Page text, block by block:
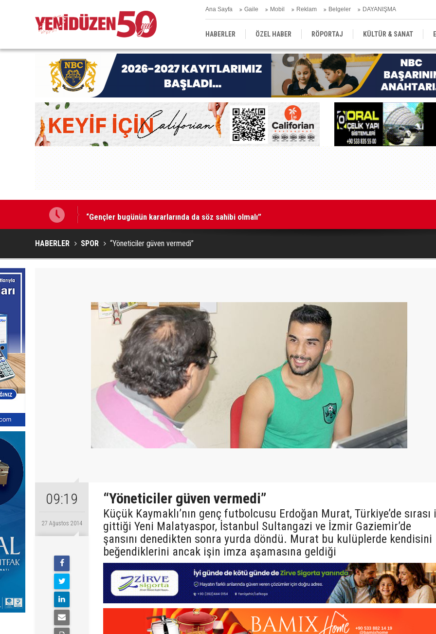
Ana Sayfa Gaile Mobil Reklam Belgeler DAYANIŞMA
HABERLER ÖZEL HABER RÖPORTAJ KÜLTÜR & SANAT
EĞİTİM YEREL YÖNETİM DERGİLER SEKTÖR
“Gençler bugünün kararlarında da söz sahibi olmalı”
HABERLER SPOR “Yöneticiler güven vermedi”
09:19
27 Ağustos 2014
“Yöneticiler güven vermedi”
Küçük Kaymaklı’nın genç futbolcusu Erdoğan Murat, Türkiye’de sırası
gittiği Yeni Malatyaspor, İstanbul Sultangazi ve İzmir Gaziemir’de
şansını denedikten sonra yurda döndü. Murat bu kulüplerde kendisini
beğendiklerini ancak işin imza aşamasına geldiği